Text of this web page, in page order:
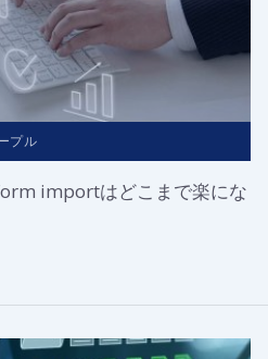
プル
importはどこまで楽にな